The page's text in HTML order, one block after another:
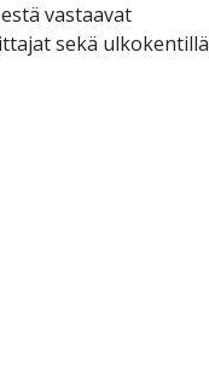
vastaavat
sekä ulkokentillä